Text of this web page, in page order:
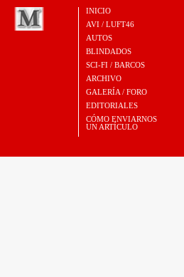
INICIO
AVI / LUFT46
AUTOS
BLINDADOS
SCI-FI / BARCOS
ARCHIVO
GALERÍA / FORO
EDITORIALES
CÓMO ENVIARNOS
UN ARTÍCULO